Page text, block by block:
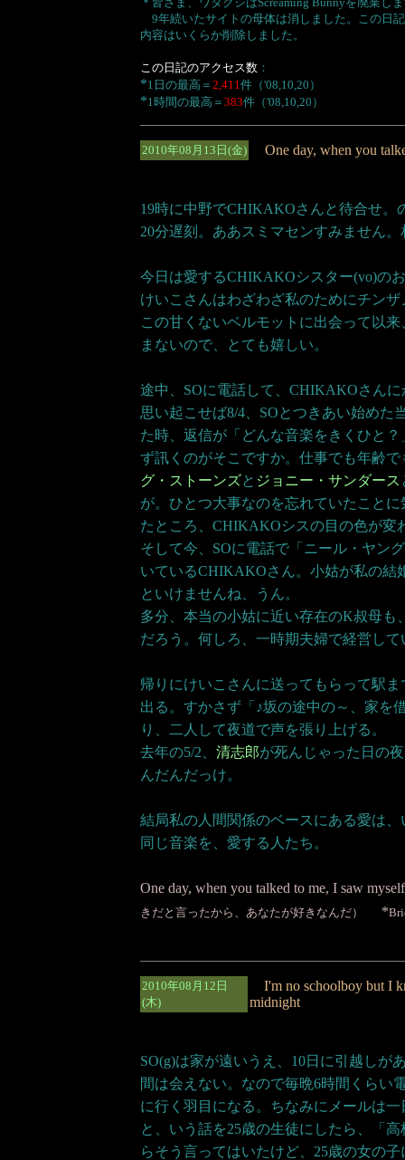
9年続いたサイトの母体は消しました。この日
内容はいくらか削除しました。
この日記のアクセス数 ：
*1日の最高＝ 2,411件（'08,10,20）
*1時間の最高＝ 383件（'08,10,20）
2010年08月13日(金) One day, when you
19時に中野でCHIKAKOさんと待合せ。
20分遅刻。ああスミマセンすみません
今日は愛するCHIKAKOシスター(vo)の
けいこさんはわざわざ私のためにチン
この甘くないベルモットに出会って以
まないので、とても嬉しい。
途中、SOに電話して、CHIKAKOさんに
思い起こせば8/4、SOとつきあい始め
た時、返信が「どんな音楽をきくひと
ず訊くのがそこですか。仕事でも年齢
グ・ストーンズと ジョニー・サンダース
が。ひとつ大事なのを忘れていたこと
たところ、CHIKAKOシスの目の色が変
そして今、SOに電話で「ニール・ヤン
いているCHIKAKOさん。小姑が私の結
といけませんね、うん。
多分、本当の小姑に近い存在のK叔母
だろう。何しろ、一時期夫婦で経営し
帰りにけいこさんに送ってもらって駅
出る。すかさず「♪坂の途中の～、家を
り、二人して夜道で声を張り上げる。
去年の5/2、 清志郎が死んじゃった日の
んだんだっけ。
結局私の人間関係のベースにある愛は
同じ音楽を、愛する人たち。
One day, when you talked to me, I saw
きだと言ったから、あなたが好きなんだ） *
2010年08月12日
(木)
I'm no schoolboy but I
midnight
SO(g)は家が遠いうえ、10日に引越しが
間は会えない。なので毎晩6時間くらい
に行く羽目になる。ちなみにメールは
と、いう話を25歳の生徒にしたら、「
らそう言ってはいたけど、25歳の女の